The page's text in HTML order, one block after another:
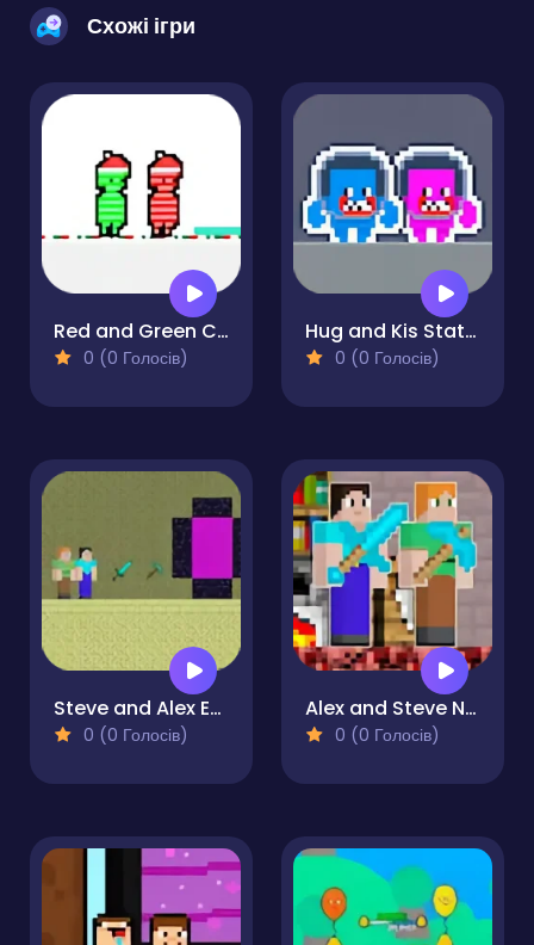
Схожі ігри
Red and Green Christmas
0 (0 Голосів)
Hug and Kis Station Escape
0 (0 Голосів)
Steve and Alex Ender World
0 (0 Голосів)
Alex and Steve Nether
0 (0 Голосів)